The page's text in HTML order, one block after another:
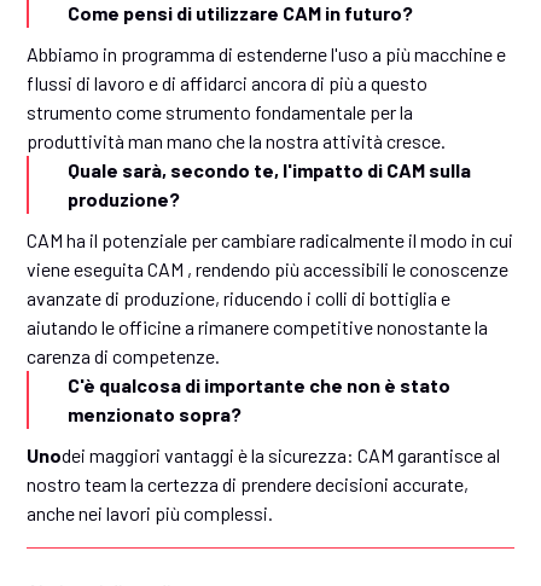
Come pensi di utilizzare CAM in futuro?
Abbiamo in programma di estenderne l'uso a più macchine e
flussi di lavoro e di affidarci ancora di più a questo
strumento come strumento fondamentale per la
produttività man mano che la nostra attività cresce.
Quale sarà, secondo te, l'impatto di CAM sulla
produzione?
CAM ha il potenziale per cambiare radicalmente il modo in cui
viene eseguita CAM , rendendo più accessibili le conoscenze
avanzate di produzione, riducendo i colli di bottiglia e
aiutando le officine a rimanere competitive nonostante la
carenza di competenze.
C'è qualcosa di importante che non è stato
menzionato sopra?
Unodei maggiori vantaggi è la sicurezza: CAM garantisce al
nostro team la certezza di prendere decisioni accurate,
anche nei lavori più complessi.